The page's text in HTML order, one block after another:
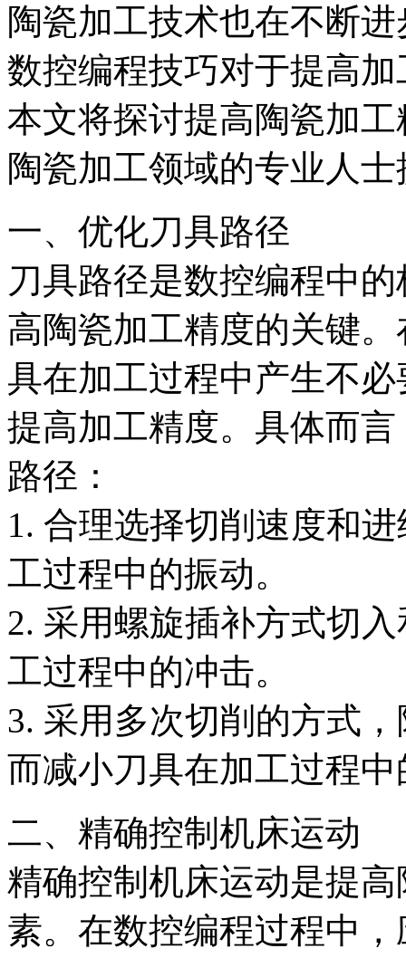
陶瓷加工技术也在不断
数控编程技巧对于提高
本文将探讨提高陶瓷加
陶瓷加工领域的专业人
一、优化刀具路径
刀具路径是数控编程中
高陶瓷加工精度的关键
具在加工过程中产生不
提高加工精度。具体而
路径：
1. 合理选择切削速度和
工过程中的振动。
2. 采用螺旋插补方式切
工过程中的冲击。
3. 采用多次切削的方式
而减小刀具在加工过程
二、精确控制机床运动
精确控制机床运动是提
素。在数控编程过程中